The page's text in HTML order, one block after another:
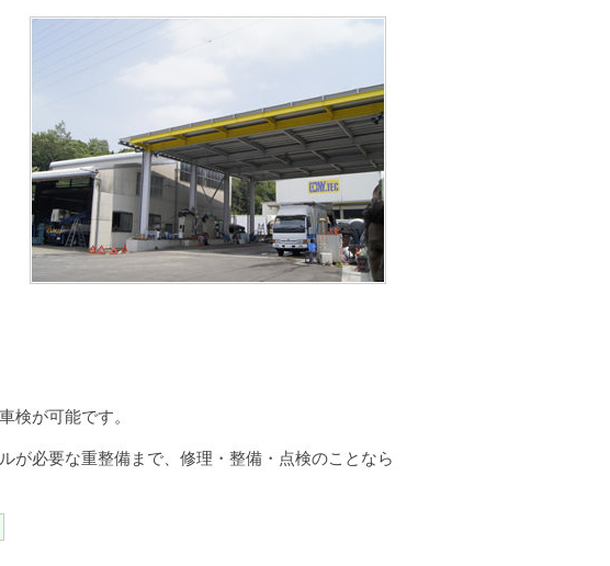
検が可能です。
が必要な重整備まで、修理・整備・点検のことなら